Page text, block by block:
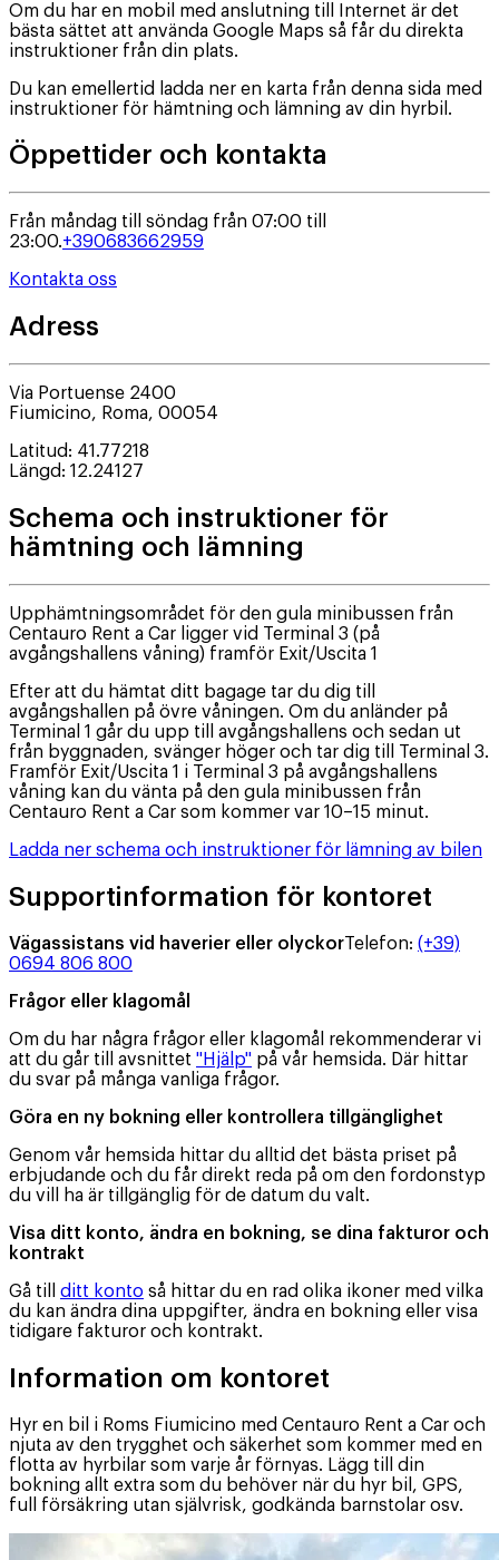
Om du har en mobil med anslutning till Internet är det
bästa sättet att använda Google Maps så får du direkta
instruktioner från din plats.
Du kan emellertid ladda ner en karta från denna sida med
instruktioner för hämtning och lämning av din hyrbil.
Öppettider och kontakta
Från måndag till söndag från 07:00 till
23:00.+390683662959
Kontakta oss
Adress
Via Portuense 2400
Fiumicino, Roma, 00054
Latitud: 41.77218
Längd: 12.24127
Schema och instruktioner för
hämtning och lämning
Upphämtningsområdet för den gula minibussen från
Centauro Rent a Car ligger vid Terminal 3 (på
avgångshallens våning) framför Exit/Uscita 1
Efter att du hämtat ditt bagage tar du dig till
avgångshallen på övre våningen. Om du anländer på
Terminal 1 går du upp till avgångshallens och sedan ut
från byggnaden, svänger höger och tar dig till Terminal 3.
Framför Exit/Uscita 1 i Terminal 3 på avgångshallens
våning kan du vänta på den gula minibussen från
Centauro Rent a Car som kommer var 10–15 minut.
Ladda ner schema och instruktioner för lämning av bilen
Supportinformation för kontoret
Vägassistans vid haverier eller olyckorTelefon: (+39)
0694 806 800
Frågor eller klagomål
Om du har några frågor eller klagomål rekommenderar vi
att du går till avsnittet "Hjälp" på vår hemsida. Där hittar
du svar på många vanliga frågor.
Göra en ny bokning eller kontrollera tillgänglighet
Genom vår hemsida hittar du alltid det bästa priset på
erbjudande och du får direkt reda på om den fordonstyp
du vill ha är tillgänglig för de datum du valt.
Visa ditt konto, ändra en bokning, se dina fakturor och
kontrakt
Gå till ditt konto så hittar du en rad olika ikoner med vilka
du kan ändra dina uppgifter, ändra en bokning eller visa
tidigare fakturor och kontrakt.
Information om kontoret
Hyr en bil i Roms Fiumicino med Centauro Rent a Car och
njuta av den trygghet och säkerhet som kommer med en
flotta av hyrbilar som varje år förnyas. Lägg till din
bokning allt extra som du behöver när du hyr bil, GPS,
full försäkring utan självrisk, godkända barnstolar osv.